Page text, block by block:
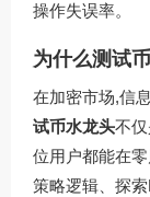
操作失误率。
为什么测试
在加密市场,信
试币水龙头不
位用户都能在
策略逻辑、探